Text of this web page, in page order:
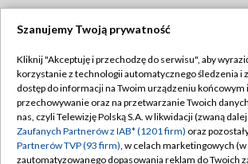
TVP
Abonament TVP
Emisja w TVP
Centrum informacji TVP
Regulamin TVP
Polityka prywatności
Moje zgody
Szanujemy Twoją prywatność
Kliknij "Akceptuję i przechodzę do serwisu", aby
korzystanie z technologii automatycznego śledzenia i
dostęp do informacji na Twoim urządzeniu końcowym
przechowywanie oraz na przetwarzanie Twoich
nas, czyli Telewizję Polską S.A. w likwidacji (zwaną
Zaufanych Partnerów z IAB* (1201 firm) oraz
Partnerów TVP (93 firm), w celach marketingowych
zautomatyzowanego dopasowania reklam do Twoich